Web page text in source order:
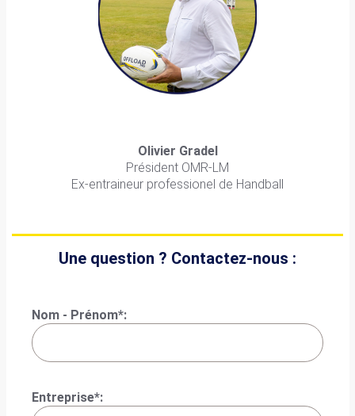
Olivier Gradel
Président OMR-LM
Ex-entraineur professionel de Handball
Une question ? Contactez-nous :
Nom - Prénom*:
Entreprise*: